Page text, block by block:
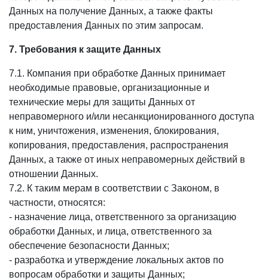
Данных на получение Данных, а также факты
предоставления Данных по этим запросам.
7. Требования к защите Данных
7.1. Компания при обработке Данных принимает
необходимые правовые, организационные и
технические меры для защиты Данных от
неправомерного и/или несанкционированного доступа
к ним, уничтожения, изменения, блокирования,
копирования, предоставления, распространения
Данных, а также от иных неправомерных действий в
отношении Данных.
7.2. К таким мерам в соответствии с Законом, в
частности, относятся:
- назначение лица, ответственного за организацию
обработки Данных, и лица, ответственного за
обеспечение безопасности Данных;
- разработка и утверждение локальных актов по
вопросам обработки и защиты Данных;